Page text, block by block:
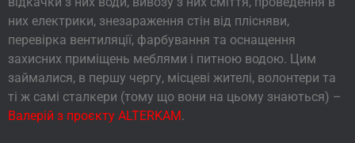
них електрики, знезараження стін від плісняви,
перевірка вентиляції, фарбування та оснащення
захисних приміщень меблями і питною водою. Цим
займалися, в першу чергу, місцеві жителі, волонтери та
ті ж самі сталкери (тому що вони на цьому знаються) –
Валерій з проєкту ALTERKAM.